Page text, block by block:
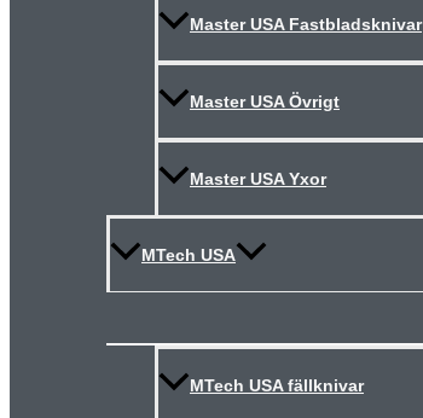
Master USA Fastbladsknivar
Master USA Övrigt
Master USA Yxor
MTech USA
MTech USA fällknivar